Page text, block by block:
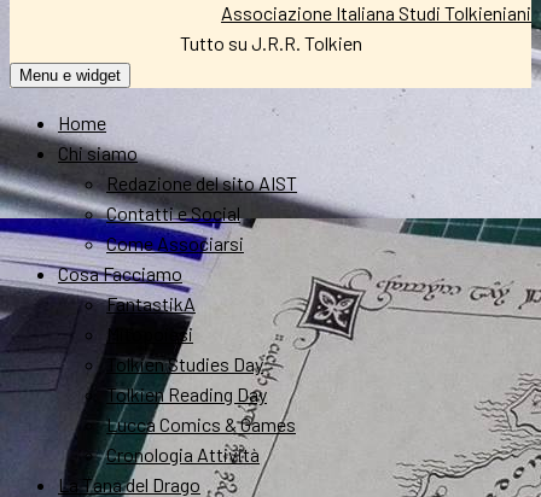
Associazione Italiana Studi Tolkieniani
Tutto su J.R.R. Tolkien
Menu e widget
Home
Chi siamo
Redazione del sito AIST
Contatti e Social
Come Associarsi
Cosa Facciamo
FantastikA
Mitopoiesi
Tolkien Studies Day
Tolkien Reading Day
Lucca Comics & Games
Cronologia Attività
La Tana del Drago